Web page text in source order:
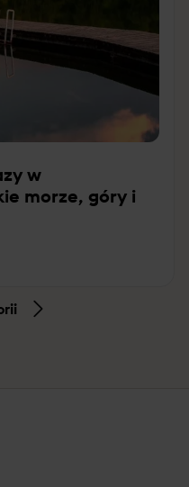
w
morze, góry i